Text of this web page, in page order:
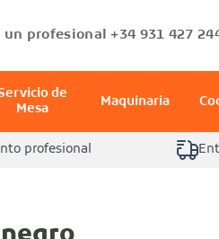
profesional +34 931 427
de
Mesa
Maquinaria
profesional